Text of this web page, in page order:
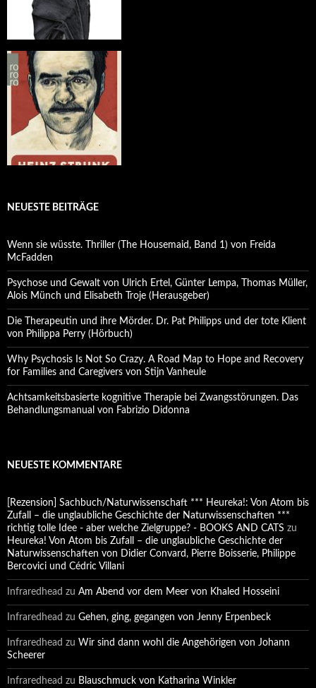
NEUESTE BEITRÄGE
Wenn sie wüsste. Thriller (The Housemaid, Band 1) von Freida
McFadden
Psychose und Gewalt von Ulrich Ertel, Günter Lempa, Thomas Müller,
Alois Münch und Elisabeth Troje (Herausgeber)
Die Therapeutin und ihre Mörder. Dr. Pat Philipps und der tote Klient
von Philippa Perry (Hörbuch)
Why Psychosis Is Not So Crazy. A Road Map to Hope and Recovery
for Families and Caregivers von Stijn Vanheule
Achtsamkeitsbasierte kognitive Therapie bei Zwangsstörungen. Das
Behandlungsmanual von Fabrizio Didonna
NEUESTE KOMMENTARE
[Rezension] Sachbuch/Naturwissenschaft *** Heureka!: Von Atom bis
Zufall – die unglaubliche Geschichte der Naturwissenschaften ***
richtig tolle Idee - aber welche Zielgruppe? - BOOKS AND CATS zu
Heureka! Von Atom bis Zufall – die unglaubliche Geschichte der
Naturwissenschaften von Didier Convard, Pierre Boisserie, Philippe
Bercovici und Cédric Villani
Infraredhead zu Am Abend vor dem Meer von Khaled Hosseini
Infraredhead zu Gehen, ging, gegangen von Jenny Erpenbeck
Infraredhead zu Wir sind dann wohl die Angehörigen von Johann
Scheerer
Infraredhead zu Blauschmuck von Katharina Winkler